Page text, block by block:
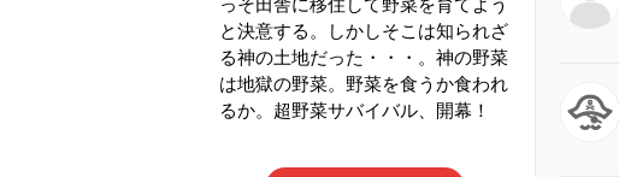
っそ田舎に移住して野菜を育てよう
と決意する。しかしそこは知られざ
る神の土地だった・・・。神の野菜
は地獄の野菜。野菜を食うか食われ
るか。超野菜サバイバル、開幕！